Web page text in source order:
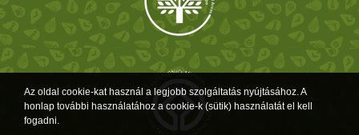
Az oldal cookie-kat használ a legjobb szolgáltatás nyújtásához. A
honlap további használatához a cookie-k (sütik) használatát el kell
fogadni.